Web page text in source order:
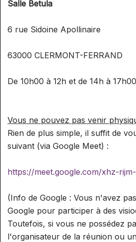
Salle Betula
6 rue Sidoine Apollinaire
63000 CLERMONT-FERRAND
De 10h00 à 12h et de 14h à 17h00
Vous ne pouvez pas venir
Rien de plus simple, il suffit de
suivant (via Google Meet) :
https://meet.google.com/xhz-
(Info de Google : Vous n'avez
Google pour participer à des
Toutefois, si vous ne possédez
l'organisateur de la réunion ou